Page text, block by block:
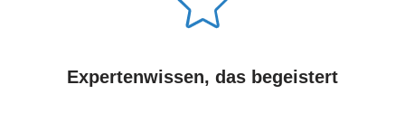
Expertenwissen, das begeistert